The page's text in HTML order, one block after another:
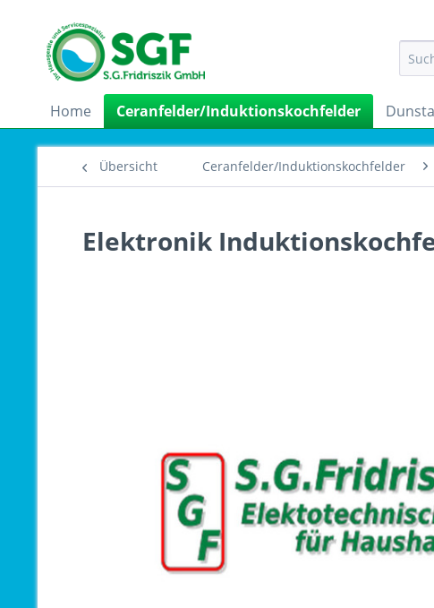
Home Ceranfelder/Induktionskochfelder
Übersicht Ceranfelder/Induktionskochfelder
Elektronik